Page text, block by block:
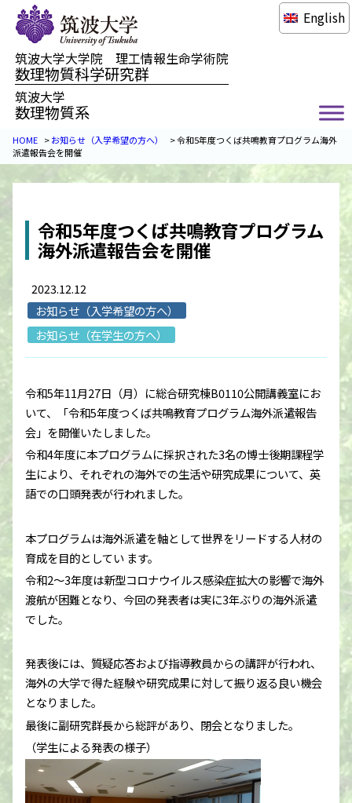
筑波大学大学院 理工情報生命学術院
数理物質科学研究群
筑波大学
数理物質系
English
HOME >お知らせ（入学希望の方へ） >令和5年度つくば共鳴教育プログラム海外
派遣報告会を開催
令和5年度つくば共鳴教育プログラム
海外派遣報告会を開催
2023.12.12
お知らせ（入学希望の方へ）
お知らせ（在学生の方へ）
令和5年11月27日（月）に総合研究棟B0110公開講義室にお
いて、「令和5年度つくば共鳴教育プログラム海外派遣報告
会」を開催いたしました。
令和4年度に本プログラムに採択された3名の博士後期課程学
生により、それぞれの海外での生活や研究成果について、英
語での口頭発表が行われました。
本プログラムは海外派遣を軸として世界をリードする人材の
育成を目的としてい ます。
令和2～3年度は新型コロナウイルス感染症拡大の影響で海外
渡航が困難となり、今回の発表者は実に3年ぶりの海外派遣
でした。
発表後には、質疑応答および指導教員からの講評が行われ、
海外の大学で得た経験や研究成果に対して振り返る良い機会
となりました。
最後に副研究群長から総評があり、閉会となりました。
（学生による発表の様子）